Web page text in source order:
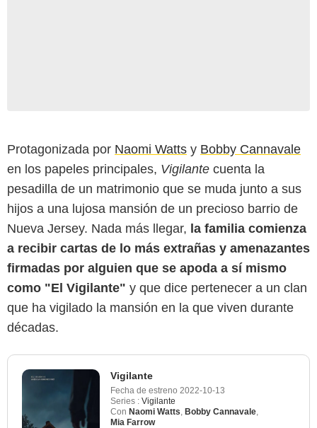
Protagonizada por Naomi Watts y Bobby Cannavale
en los papeles principales, Vigilante cuenta la
pesadilla de un matrimonio que se muda junto a sus
hijos a una lujosa mansión de un precioso barrio de
Nueva Jersey. Nada más llegar, la familia comienza
a recibir cartas de lo más extrañas y amenazantes
firmadas por alguien que se apoda a sí mismo
como "El Vigilante" y que dice pertenecer a un clan
que ha vigilado la mansión en la que viven durante
décadas.
Vigilante
Fecha de estreno 2022-10-13
Series : Vigilante
Con Naomi Watts Bobby Cannavale
Mia Farrow